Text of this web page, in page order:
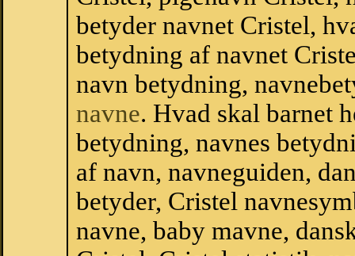
betyder navnet Cristel,
betydning af navnet
navn betydning,
navne. Hvad skal barnet
betydning, navnes
af navn, navneguiden,
betyder, Cristel
navne, baby mavne,